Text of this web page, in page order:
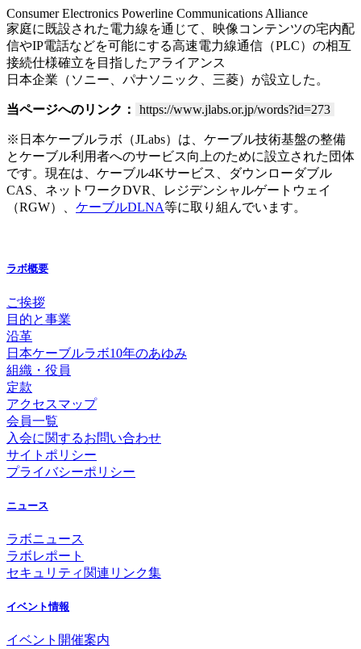
Consumer Electronics Powerline Communications Alliance
家庭に既設された電力線を通じて、映像コンテンツの宅内配
信やIP電話などを可能にする高速電力線通信（PLC）の相互
接続仕様確立を目指したアライアンス
日本企業（ソニー、パナソニック、三菱）が設立した。
当ページへのリンク： https://www.jlabs.or.jp/words?id=273
※日本ケーブルラボ（JLabs）は、ケーブル技術基盤の整備
とケーブル利用者へのサービス向上のために設立された団体
です。現在は、ケーブル4Kサービス、ダウンローダブル
CAS、ネットワークDVR、レジデンシャルゲートウェイ
（RGW）、 ケーブルDLNA等に取り組んでいます。
ラボ概要
ご挨拶
目的と事業
沿革
日本ケーブルラボ10年のあゆみ
組織・役員
定款
アクセスマップ
会員一覧
入会に関するお問い合わせ
サイトポリシー
プライバシーポリシー
ニュース
ラボニュース
ラボレポート
セキュリティ関連リンク集
イベント情報
イベント開催案内